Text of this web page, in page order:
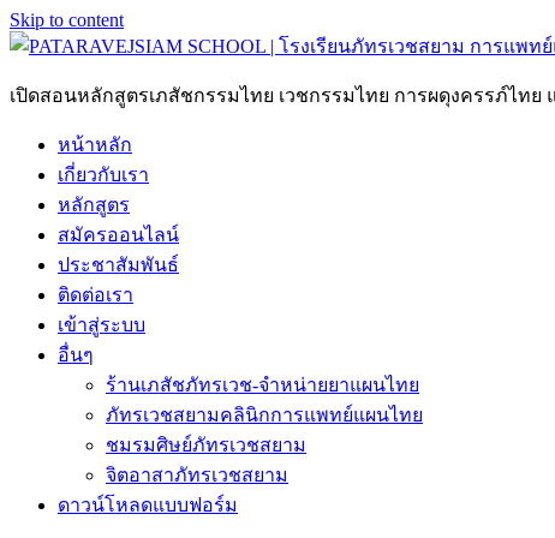
Skip to content
เปิดสอนหลักสูตรเภสัชกรรมไทย เวชกรรมไทย การผดุงครรภ์ไท
หน้าหลัก
เกี่ยวกับเรา
หลักสูตร
สมัครออนไลน์
ประชาสัมพันธ์
ติดต่อเรา
เข้าสู่ระบบ
อื่นๆ
ร้านเภสัชภัทรเวช-จำหน่ายยาแผนไทย
ภัทรเวชสยามคลินิกการแพทย์แผนไทย
ชมรมศิษย์ภัทรเวชสยาม
จิตอาสาภัทรเวชสยาม
ดาวน์โหลดแบบฟอร์ม